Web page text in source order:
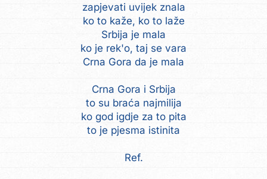
zapjevati uvijek znala
ko to kaže, ko to laže
Srbija je mala
ko je rek'o, taj se vara
Crna Gora da je mala
Crna Gora i Srbija
to su braća najmilija
ko god igdje za to pita
to je pjesma istinita
Ref.